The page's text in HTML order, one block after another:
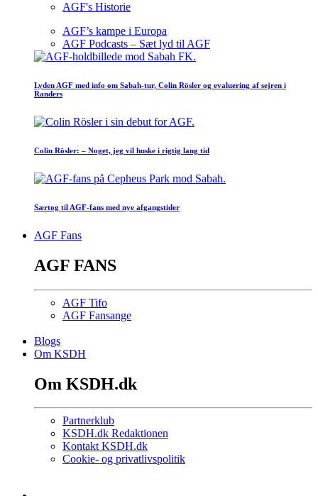
AGF's Historie
AGF’s kampe i Europa
AGF Podcasts – Sæt lyd til AGF
Lyden AGF med info om Sabah-tur, Colin Rösler og evaluering af sejren i
Randers
Colin Rösler: – Noget, jeg vil huske i rigtig lang tid
Særtog til AGF-fans med nye afgangstider
AGF Fans
AGF FANS
AGF Tifo
AGF Fansange
Blogs
Om KSDH
Om KSDH.dk
Partnerklub
KSDH.dk Redaktionen
Kontakt KSDH.dk
Cookie- og privatlivspolitik